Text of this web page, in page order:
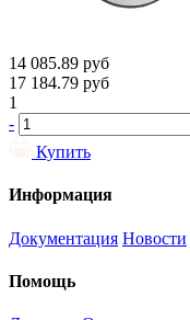
14 085.89 руб
17 184.79 руб
1
-
Купить
Информация
Документация Новости
Помощь